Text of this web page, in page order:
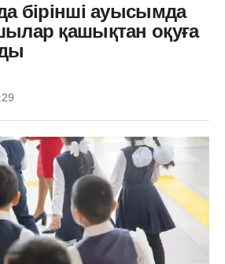
бірінші ауысымда
қашықтан оқуға